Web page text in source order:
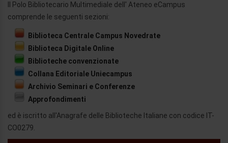
Il Polo Bibliotecario Multimediale dell' Ateneo eCampus
comprende le seguenti sezioni:
Biblioteca Centrale Campus Novedrate
Biblioteca Digitale Online
Biblioteche convenzionate
Collana Editoriale Uniecampus
Archivio Seminari e Conferenze
Approfondimenti
ed è iscritto all'Anagrafe delle Biblioteche Italiane con codice IT-
CO0279.